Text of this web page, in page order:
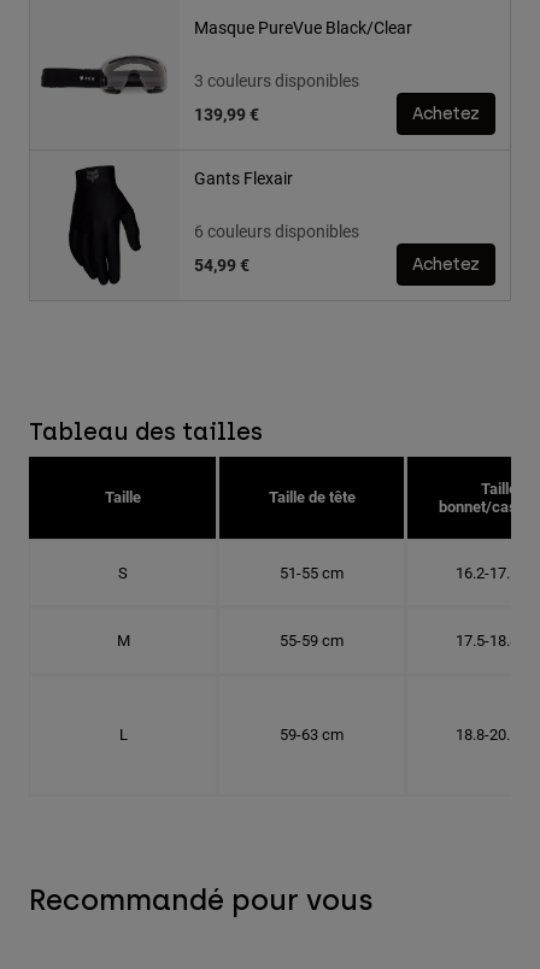
Masque PureVue Black/Clear
3 couleurs disponibles
139,99 €
Achetez
Gants Flexair
6 couleurs disponibles
54,99 €
Achetez
Tableau des tailles
Taille Taille de tête
Taille
bonnet/
S 51-55 cm 16.2-17.5
M 55-59 cm 17.5-18.8
L 59-63 cm 18.8-20.1
Recommandé pour vous